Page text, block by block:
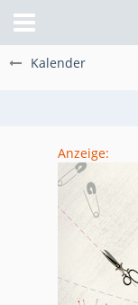
Kalender
Anzeige: